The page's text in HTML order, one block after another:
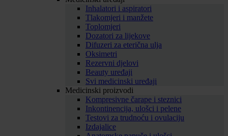
Inhalatori i aspiratori
Tlakomjeri i manžete
Toplomjeri
Dozatori za lijekove
Difuzeri za eterična ulja
Oksimetri
Rezervni djelovi
Beauty uređaji
Svi medicinski uređaji
Medicinski proizvodi
Kompresivne čarape i steznici
Inkontinencija, ulošci i pelene
Testovi za trudnoću i ovulaciju
Izdajalice